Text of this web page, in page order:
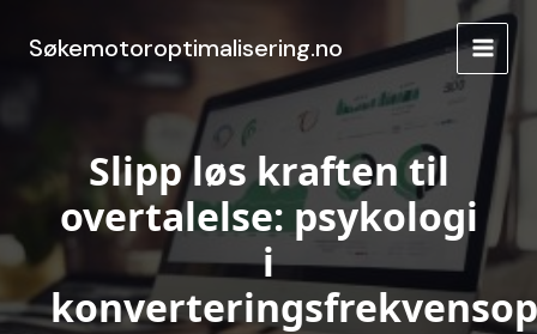
Søkemotoroptimalisering.no
MAIN
Slipp løs kraften til
overtalelse: psykologi
i